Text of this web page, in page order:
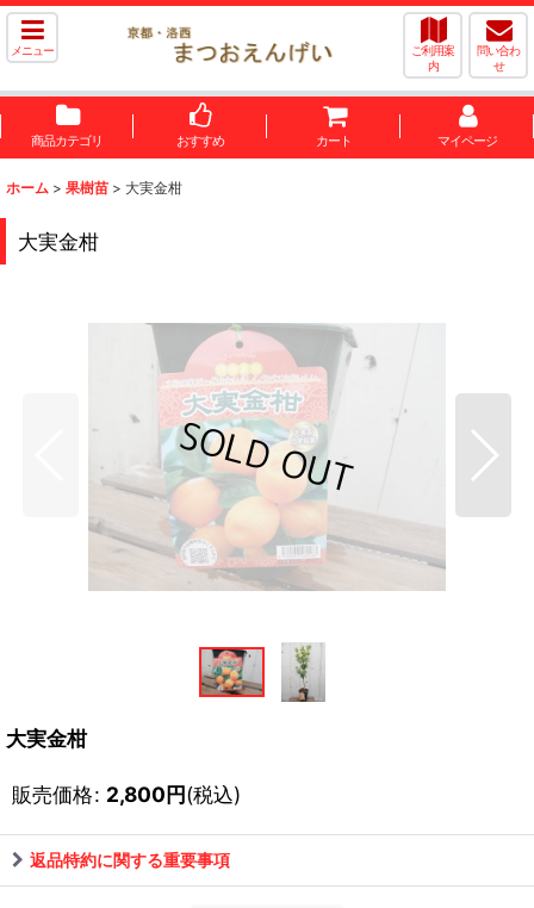
メニュー
ご利用案
内
問い合わ
せ
商品カテゴリ おすすめ カート マイページ
ホーム > 果樹苗 > 大実金柑
大実金柑
大実金柑
販売価格: 2,800円(税込)
返品特約に関する重要事項